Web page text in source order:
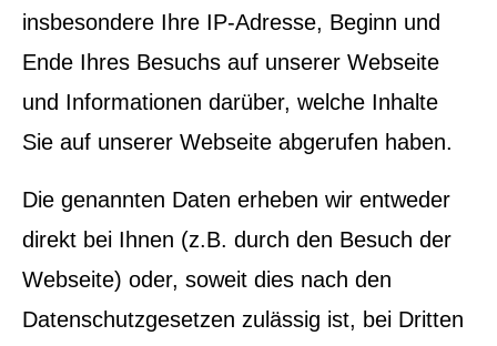
insbesondere Ihre IP-Adresse, Beginn und
Ende Ihres Besuchs auf unserer Webseite
und Informationen darüber, welche Inhalte
Sie auf unserer Webseite abgerufen haben.
Die genannten Daten erheben wir entweder
direkt bei Ihnen (z.B. durch den Besuch der
Webseite) oder, soweit dies nach den
Datenschutzgesetzen zulässig ist, bei Dritten